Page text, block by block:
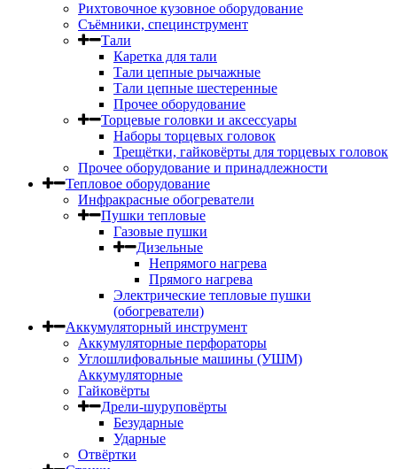
Рихтовочное кузовное оборудование
Съёмники, специнструмент
Тали
Каретка для тали
Тали цепные рычажные
Тали цепные шестеренные
Прочее оборудование
Торцевые головки и аксессуары
Наборы торцевых головок
Трещётки, гайковёрты для торцевых головок
Прочее оборудование и принадлежности
Тепловое оборудование
Инфракрасные обогреватели
Пушки тепловые
Газовые пушки
Дизельные
Непрямого нагрева
Прямого нагрева
Электрические тепловые пушки
(обогреватели)
Аккумуляторный инструмент
Аккумуляторные перфораторы
Углошлифовальные машины (УШМ)
Аккумуляторные
Гайковёрты
Дрели-шуруповёрты
Безударные
Ударные
Отвёртки